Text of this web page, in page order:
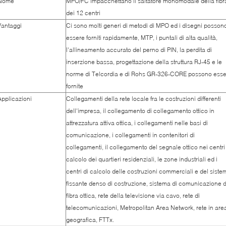
dei 12 centri
Ci sono molti generi di metodi di MPO ed i disegni
essere forniti rapidamente, MTP, i puntali di alta qualità,
l'allineamento accurato del perno di PIN, la perdita di
inserzione bassa, progettazione della struttura RJ-45 e le
norme di Telcordia e di Rohs GR-326-CORE possono
fornite
Collegamenti della rete locale fra le costruzioni differenti
dell'impresa, il collegamento di collegamento ottico in
attrezzatura attiva ottica, i collegamenti nelle basi di
comunicazione, i collegamenti in contenitori di
collegamenti, il collegamento del segnale ottico nei centri
calcolo dei quartieri residenziali, le zone industriali ed i
centri di calcolo delle costruzioni commerciali e del
fissante denso di costruzione, sistema di comunicazione
fibra ottica, rete della televisione via cavo, rete di
telecomunicazioni, Metropolitan Area Network, rete in
geografica, FTTx.